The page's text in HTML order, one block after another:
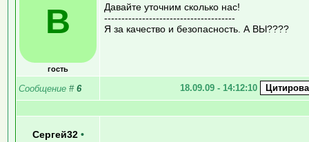
В
гость
Давайте уточним сколько нас!
--------------------------------------
Я за качество и безопасность. А ВЫ????
Сообщение # 6 18.09.09 - 14:12:10
Сергей32 •